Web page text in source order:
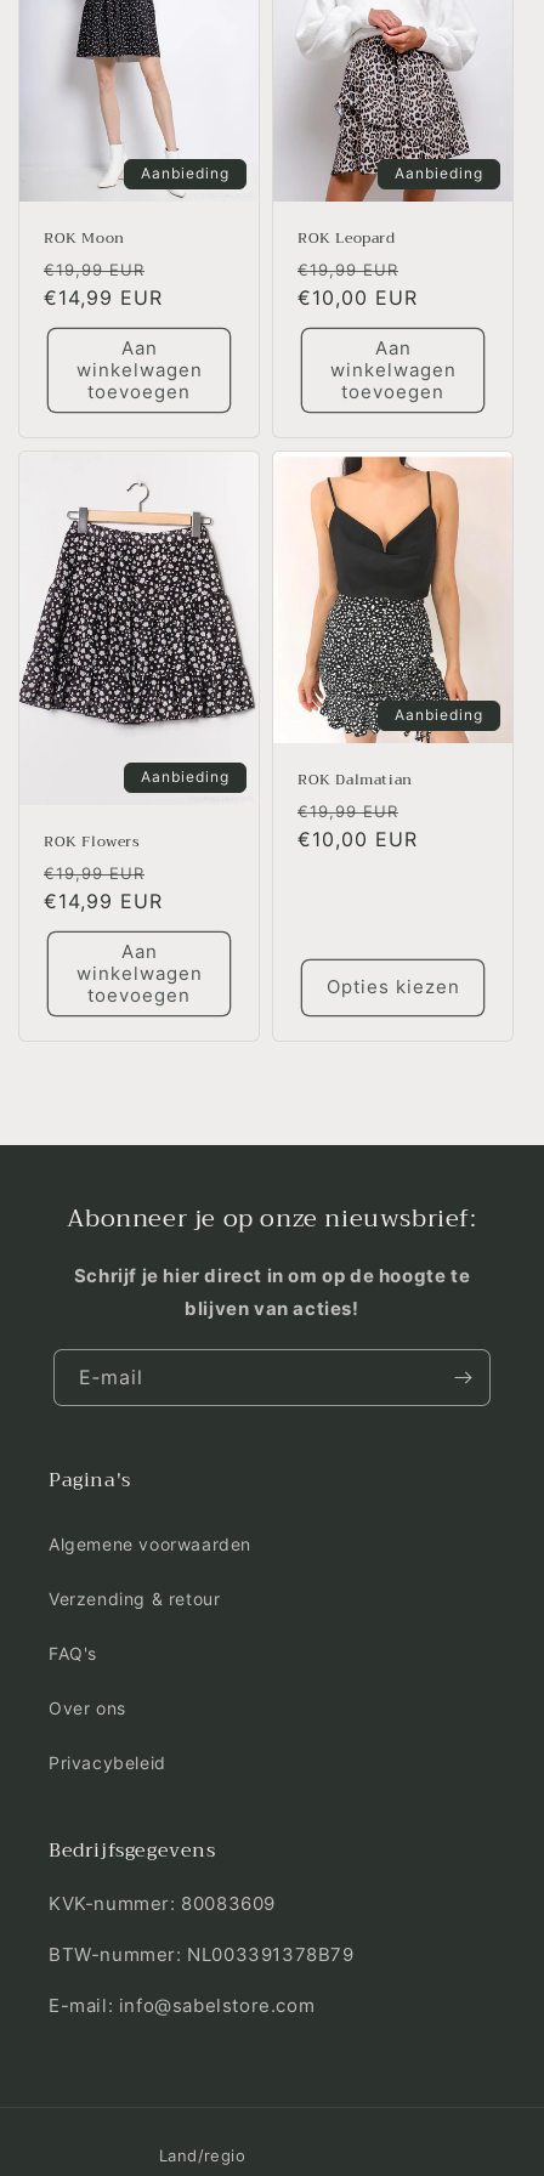
Aanbieding
ROK Moon
Normale
prijs
€19,99 EUR
Aanbiedingsprijs
€14,99 EUR
Aan
winkelwagen
toevoegen
Aanbieding
ROK Leopard
Normale
prijs
€19,99 EUR
€10,00 EUR
Aan
winkelwagen
toevoegen
Aanbieding
ROK Flowers
Normale
prijs
€19,99 EUR
€14,99 EUR
Aan
winkelwagen
toevoegen
Aanbieding
ROK Dalmatian
Normale
prijs
€19,99 EUR
€10,00 EUR
Opties kiezen
Abonneer je op onze nieuwsbrief:
Schrijf je hier direct in om op de hoogte te
blijven van acties!
E‑mail
Pagina's
Algemene voorwaarden
Verzending & retour
FAQ's
Over ons
Privacybeleid
Bedrijfsgegevens
KVK-nummer: 80083609
BTW-nummer: NL003391378B79
E-mail: info@sabelstore.com
Land/regio